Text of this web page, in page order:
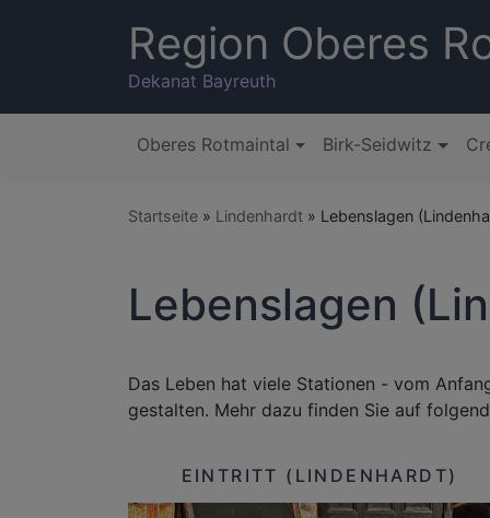
Region Oberes
Dekanat Bayreuth
Hauptnavigation
Oberes Rotmaintal Birk-Seidwitz
Startseite Lindenhardt Lebenslagen
Lebenslagen
Das Leben hat viele Stationen - vom
gestalten. Mehr dazu finden Sie auf
EINTRITT (LINDENHARDT)